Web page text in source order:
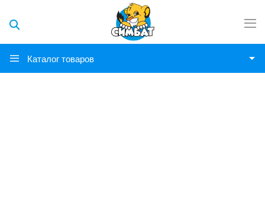
Каталог товаров